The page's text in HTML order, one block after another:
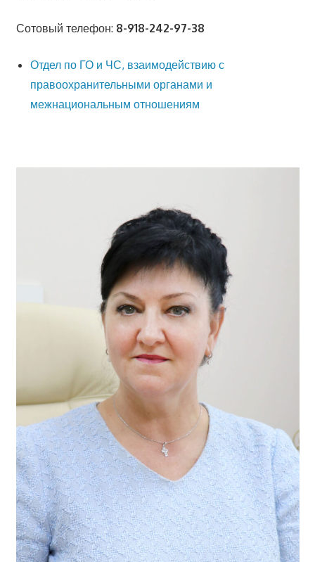
Сотовый телефон: 8-918-242-97-38
Отдел по ГО и ЧС, взаимодействию с
правоохранительными органами и
межнациональным отношениям